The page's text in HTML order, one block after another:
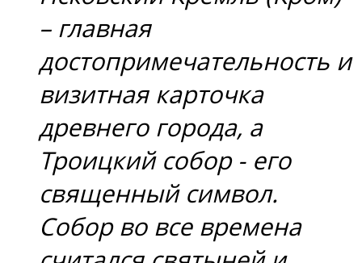
– главная
достопримечательность и
визитная карточка
древнего города, а
Троицкий собор - его
священный символ.
Собор во все времена